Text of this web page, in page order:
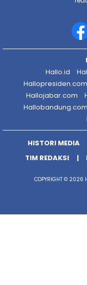
Hallo.id
Hallopresiden.com
Hallojabar.com
Hallobandung.com
HISTORI MEDIA
TIM REDAKSI
COPYRIGHT © 2026